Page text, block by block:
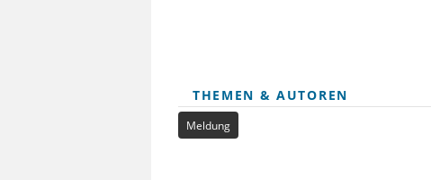
THEMEN & AUTOREN
Meldung